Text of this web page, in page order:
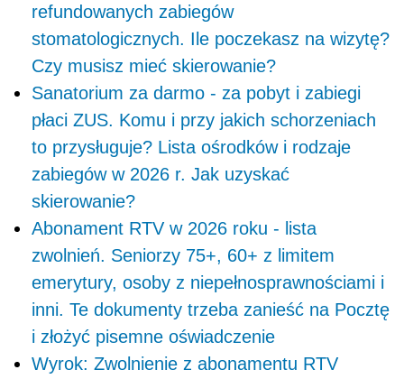
refundowanych zabiegów
stomatologicznych. Ile poczekasz na wizytę?
Czy musisz mieć skierowanie?
Sanatorium za darmo - za pobyt i zabiegi
płaci ZUS. Komu i przy jakich schorzeniach
to przysługuje? Lista ośrodków i rodzaje
zabiegów w 2026 r. Jak uzyskać
skierowanie?
Abonament RTV w 2026 roku - lista
zwolnień. Seniorzy 75+, 60+ z limitem
emerytury, osoby z niepełnosprawnościami i
inni. Te dokumenty trzeba zanieść na Pocztę
i złożyć pisemne oświadczenie
Wyrok: Zwolnienie z abonamentu RTV